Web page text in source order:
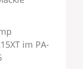
im PA-